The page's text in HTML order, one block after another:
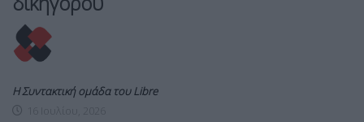
Η Συντακτική ομάδα του Libre